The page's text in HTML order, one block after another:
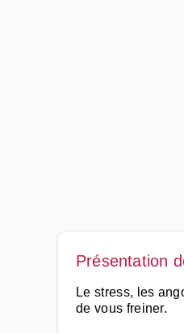
Présentation
Le stress, les
de vous freiner.